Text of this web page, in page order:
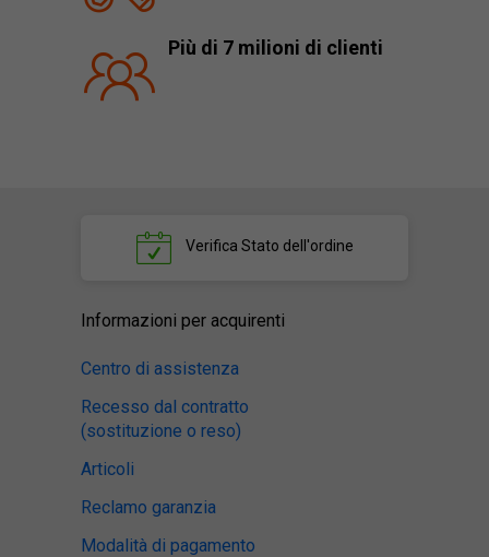
Più di 7 milioni di clienti
Verifica Stato dell'ordine
Informazioni per acquirenti
Centro di assistenza
Recesso dal contratto
(sostituzione o reso)
Articoli
Reclamo garanzia
Modalità di pagamento